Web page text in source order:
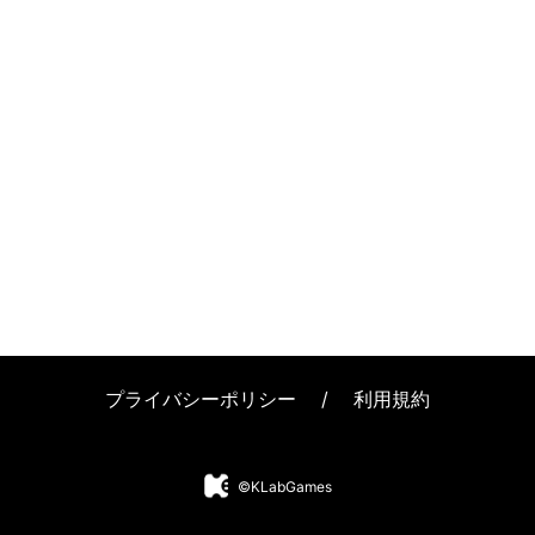
プライバシーポリシー / 利用規約
©KLabGames